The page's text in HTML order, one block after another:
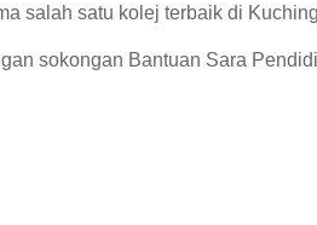
salah satu kolej terbaik di
sokongan Bantuan Sara